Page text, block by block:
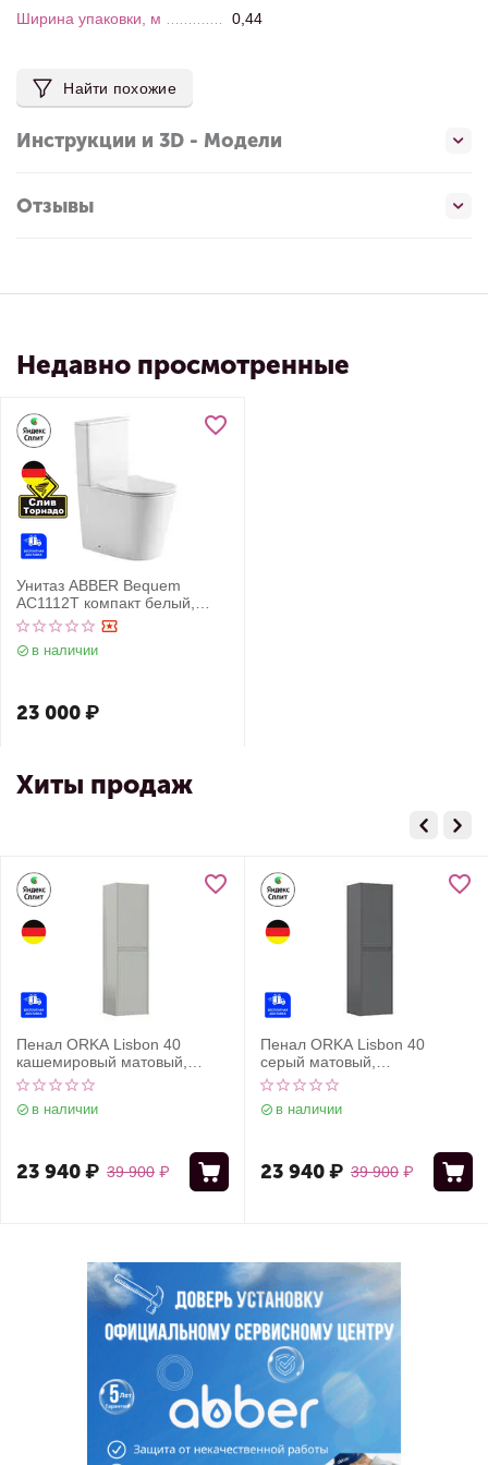
Ширина упаковки, м 0,44
Найти похожие
Инструкции и 3D - Модели
Отзывы
Недавно просмотренные
Унитаз ABBER Bequem
AC1112T компакт белый,
безободковый, смыв торнадо
в наличии
23 000₽
Хиты продаж
Пенал ORKA Lisbon 40
кашемировый матовый,
универсальный
в наличии
39 900 ₽
23 940₽
Пенал ORKA Lisbon 40
серый матовый,
универсальный
в наличии
39 900 ₽
23 940₽